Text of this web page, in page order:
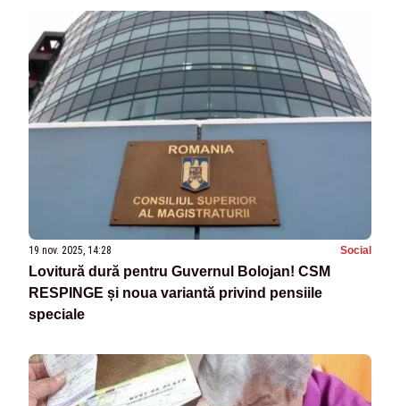
19 nov. 2025, 14:28 Social
Lovitură dură pentru Guvernul Bolojan! CSM
RESPINGE și noua variantă privind pensiile
speciale